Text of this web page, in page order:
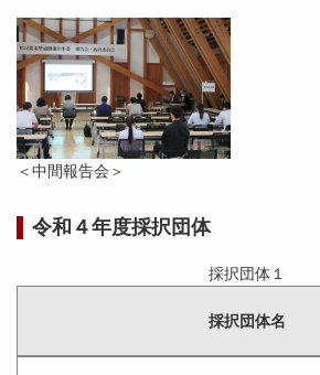
＜中間報告会＞
令和４年度採択団体
採択団体１
採択団体名